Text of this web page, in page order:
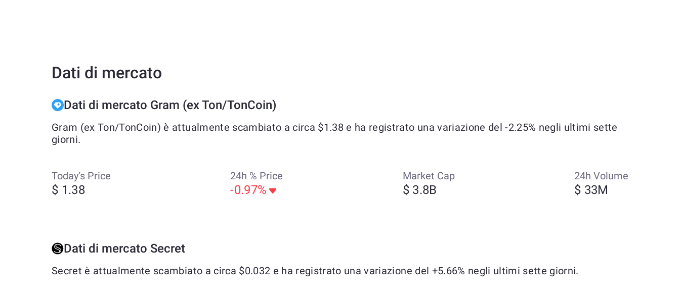
Dati di mercato
Dati di mercato Gram (ex Ton/TonCoin)
Gram (ex Ton/TonCoin) è attualmente scambiato a circa $1.38 e ha registrato una variazione del -2.25% negli ultimi sette
giorni.
Today’s Price
$ 1.38
24h % Price
-0.97%
Market Cap
$ 3.8B
24h Volume
$ 33M
Dati di mercato Secret
Secret è attualmente scambiato a circa $0.032 e ha registrato una variazione del +5.66% negli ultimi sette giorni.